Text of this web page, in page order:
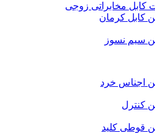
کابل مخابراتی زوجی
کابل کرمان
سیم نسوز
اجناس خرد
کنترل
قوطی کلید